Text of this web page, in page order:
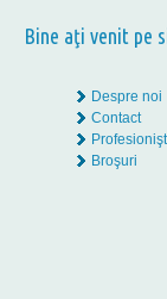
Bine aţi venit pe
Despre noi
Contact
Broşuri